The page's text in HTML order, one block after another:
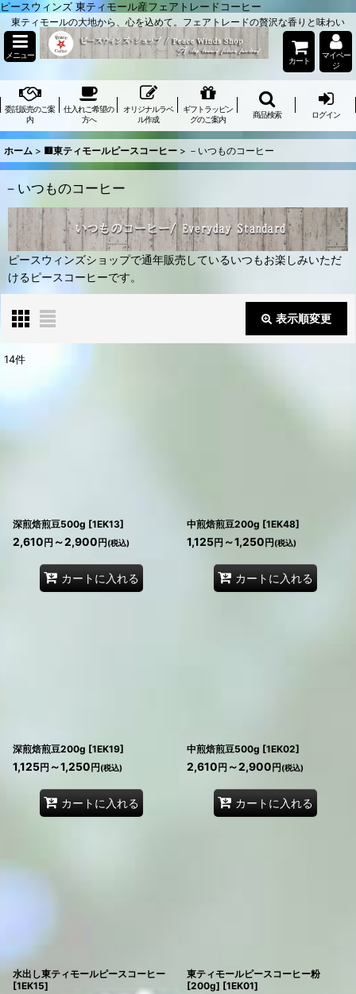
ピースウィンズ 東ティモール産フェアトレードコーヒー
東ティモールの大地から、心を込めて。フェアトレードの贅沢な香りと味わい
メニュー
カート
マイペー
ジ
委託販売のご案
内
仕入れご希望の
方へ
オリジナルラベ
ル作成
ギフトラッピン
グのご案内
商品検索 ログイン
ホーム > 🟥東ティモールピースコーヒー > －いつものコーヒー
－いつものコーヒー
ピースウィンズショップで通年販売しているいつもお楽しみいただ
けるピースコーヒーです。
表示順変更
14件
深煎焙煎豆500g [1EK13]
2,610 円 ～2,900 円 (税込)
カートに入れる
中煎焙煎豆200g [1EK48]
1,125円 ～1,250 円 (税込)
カートに入れる
深煎焙煎豆200g [1EK19]
1,125円 ～1,250 円 (税込)
カートに入れる
中煎焙煎豆500g [1EK02]
2,610 円 ～2,900 円 (税込)
カートに入れる
水出し東ティモールピースコーヒー
[1EK15]
東ティモールピースコーヒー粉
[200g] [1EK01]